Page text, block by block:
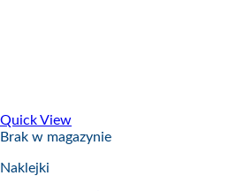
Quick View
Brak w magazynie
Naklejki